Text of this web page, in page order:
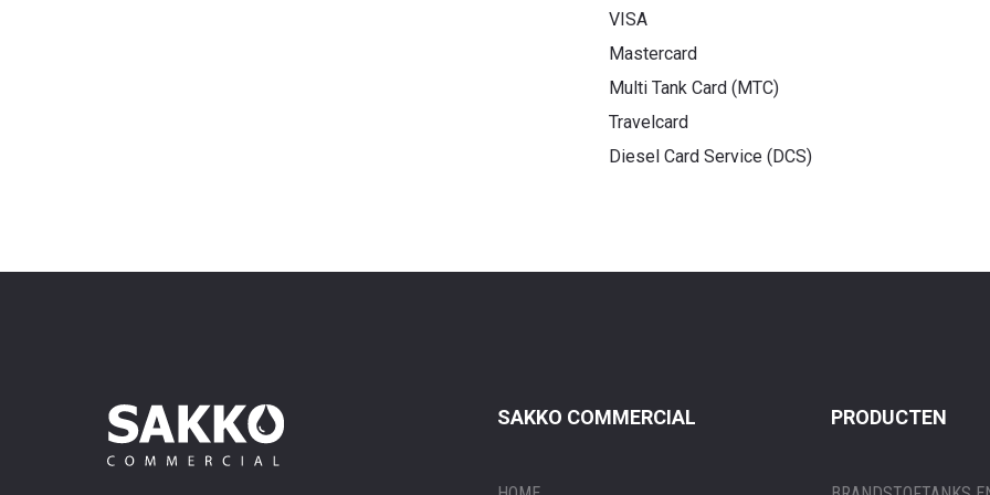
VISA
Mastercard
Multi Tank Card (MTC)
Travelcard
Diesel Card Service (DCS)
SAKKO COMMERCIAL PRODUCTEN